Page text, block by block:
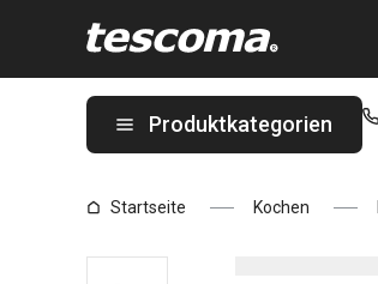
Produktkategorien
Startseite Kochen